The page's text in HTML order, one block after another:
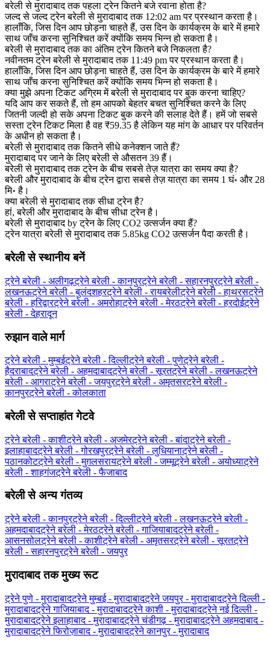
बरेली से मुरादाबाद तक पहला ट्रेन कितने बजे रवाना होता है?
जल्द से जल्द ट्रेन बरेली से मुरादाबाद तक 12:02 am पर प्रस्थान करता है।
हालाँकि, जिस दिन आप छोड़ना चाहते हैं, उस दिन के कार्यक्रम के बारे में हमारे
साथ जाँच करना सुनिश्चित करें क्योंकि समय भिन्न हो सकता है।
बरेली से मुरादाबाद तक का अंतिम ट्रेन कितने बजे निकलता है?
नवीनतम ट्रेन बरेली से मुरादाबाद तक 11:49 pm पर प्रस्थान करता है।
हालाँकि, जिस दिन आप छोड़ना चाहते हैं, उस दिन के कार्यक्रम के बारे में हमारे
साथ जाँच करना सुनिश्चित करें क्योंकि समय भिन्न हो सकता है।
क्या मुझे अपना टिकट अग्रिम में बरेली से मुरादाबाद पर बुक करना चाहिए?
यदि आप कर सकते हैं, तो हम आपको बेहतर बचत सुनिश्चित करने के लिए
जितनी जल्दी हो सके अपना टिकट बुक करने की सलाह देते हैं। हमें जो सबसे
सस्ता ट्रेन टिकट मिला है वह ₹59.35 है लेकिन यह मांग के आधार पर परिवर्तन
के अधीन हो सकता है।
बरेली से मुरादाबाद तक कितने सीधे कनेक्शन जाते हैं?
मुरादाबाद पर जाने के लिए बरेली से औसतन 39 हैं।
बरेली से मुरादाबाद तक ट्रेन के बीच सबसे तेज़ यात्रा का समय क्या है?
बरेली और मुरादाबाद के बीच ट्रेन द्वारा सबसे तेज़ यात्रा का समय 1 घं॰ और 28
मि॰ है।
क्या बरेली से मुरादाबाद तक सीधा ट्रेन है?
हां, बरेली और मुरादाबाद के बीच सीधा ट्रेन है।
बरेली से मुरादाबाद by ट्रेन के लिए CO2 उत्सर्जन क्या हैं?
ट्रेन यात्रा बरेली से मुरादाबाद तक 5.85kg CO2 उत्सर्जन पैदा करती है।
बरेली से स्थानीय बनें
ट्रेने बरेली - अलीगढ़ट्रेने बरेली - कानपुरट्रेने बरेली - सहारनपुरट्रेने बरेली -
लखनऊट्रेने बरेली - बुलंदशहरट्रेने बरेली - रायबरेलीट्रेने बरेली - हाथरसट्रेने
बरेली - हरिद्वारट्रेने बरेली - अमरोहाट्रेने बरेली - मेरठट्रेने बरेली - हरदोईट्रेने
बरेली - देहरादून
रुझान वाले मार्ग
ट्रेने बरेली - मुम्बईट्रेने बरेली - दिल्लीट्रेने बरेली - पुणेट्रेने बरेली -
हैदराबादट्रेने बरेली - अहमदाबादट्रेने बरेली - सूरतट्रेने बरेली - लखनऊट्रेने
बरेली - आगराट्रेने बरेली - जयपुरट्रेने बरेली - अमृतसरट्रेने बरेली -
कानपुरट्रेने बरेली - कोलकाता
बरेली से सप्ताहांत गेटवे
ट्रेने बरेली - काशीट्रेने बरेली - अजमेरट्रेने बरेली - बांदाट्रेने बरेली -
इलाहाबादट्रेने बरेली - गोरखपुरट्रेने बरेली - लुधियानाट्रेने बरेली -
पठानकोटट्रेने बरेली - मुग़लसरायट्रेने बरेली - जम्मूट्रेने बरेली - अयोध्याट्रेने
बरेली - शाहगंजट्रेने बरेली - फैजाबाद
बरेली से अन्य गंतव्य
ट्रेने बरेली - कानपुरट्रेने बरेली - दिल्लीट्रेने बरेली - लखनऊट्रेने बरेली -
अहमदाबादट्रेने बरेली - मेरठट्रेने बरेली - गाजियाबादट्रेने बरेली -
आसनसोलट्रेने बरेली - काशीट्रेने बरेली - अमृतसरट्रेने बरेली - सूरतट्रेने
बरेली - सहारनपुरट्रेने बरेली - जयपुर
मुरादाबाद तक मुख्य रूट
ट्रेने पुणे - मुरादाबादट्रेने मुम्बई - मुरादाबादट्रेने जयपुर - मुरादाबादट्रेने दिल्ली -
मुरादाबादट्रेने गाजियाबाद - मुरादाबादट्रेने काशी - मुरादाबादट्रेने नई दिल्ली -
मुरादाबादट्रेने इलाहाबाद - मुरादाबादट्रेने चंडीगढ़ - मुरादाबादट्रेने अहमदाबाद -
मुरादाबादट्रेने फिरोज़ाबाद - मुरादाबादट्रेने कानपुर - मुरादाबाद